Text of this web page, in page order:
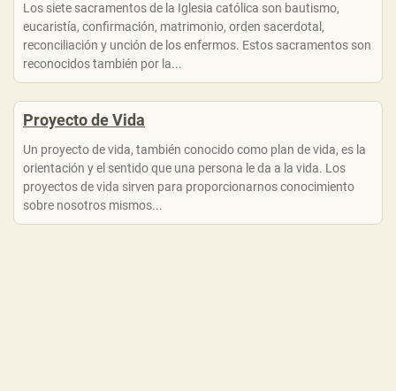
Los siete sacramentos de la Iglesia católica son bautismo,
eucaristía, confirmación, matrimonio, orden sacerdotal,
reconciliación y unción de los enfermos. Estos sacramentos son
reconocidos también por la...
Proyecto de Vida
Un proyecto de vida, también conocido como plan de vida, es la
orientación y el sentido que una persona le da a la vida. Los
proyectos de vida sirven para proporcionarnos conocimiento
sobre nosotros mismos...